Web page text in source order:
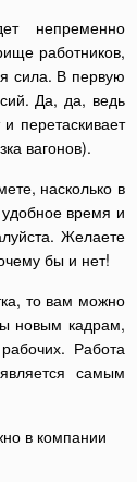
непременно
работников,
сила. В первую
Да, да, ведь
перетаскивает
вагонов).
насколько в
время и
Желаете
бы и нет!
то вам можно
новым кадрам,
Работа
самым
в компании